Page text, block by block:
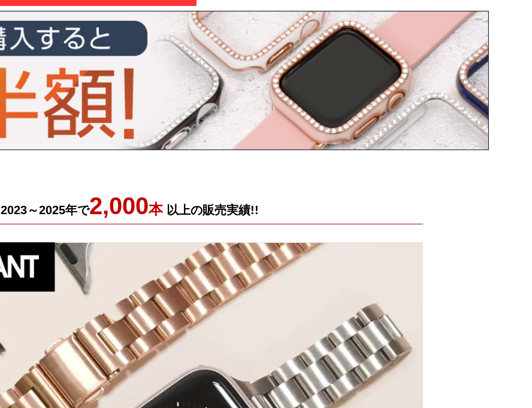
2023～2025年で2,000本以上の販売実績!!